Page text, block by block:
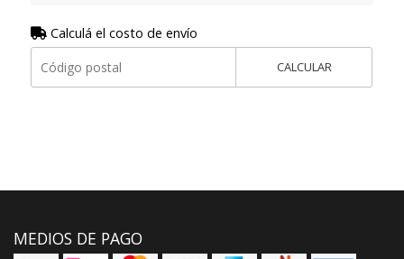
Calculá el costo de envío
CALCULAR
MEDIOS DE PAGO